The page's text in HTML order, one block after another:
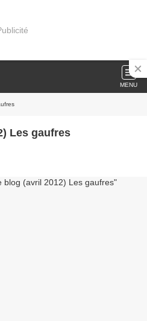
MENU
Jeu de blog (avril 2012) Les gaufres